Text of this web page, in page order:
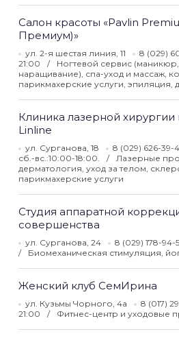
Салон красоты «Pavlin
Премиум)»
ул. 2-я шестая линия, 11 8 (029)
21:00
Ногтевой сервис
наращивание), спа-уход и массаж,
парикмахерские услуги, эпиляция,
Клиника лазерной хирургии
Linline
ул. Сурганова, 18 8 (029) 626-39-
сб.-вс.:10:00-18:00.
Лазерные
дерматология, уход за телом,
парикмахерские услуги
Студия аппаратной
совершенства
ул. Сурганова, 24 8 (029) 178-94-
Биомеханическая стимуляция,
Женский клуб СемИрина
ул. Кузьмы Чорного, 4а 8 (017)
21:00
Фитнес-центр и уходовые